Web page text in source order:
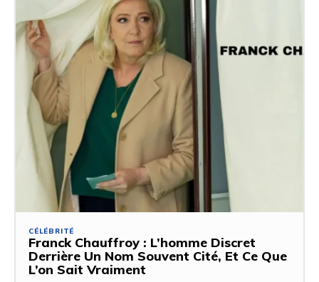
CÉLÉBRITÉ
Franck Chauffroy : L’homme Discret
Derrière Un Nom Souvent Cité, Et Ce Que
L’on Sait Vraiment